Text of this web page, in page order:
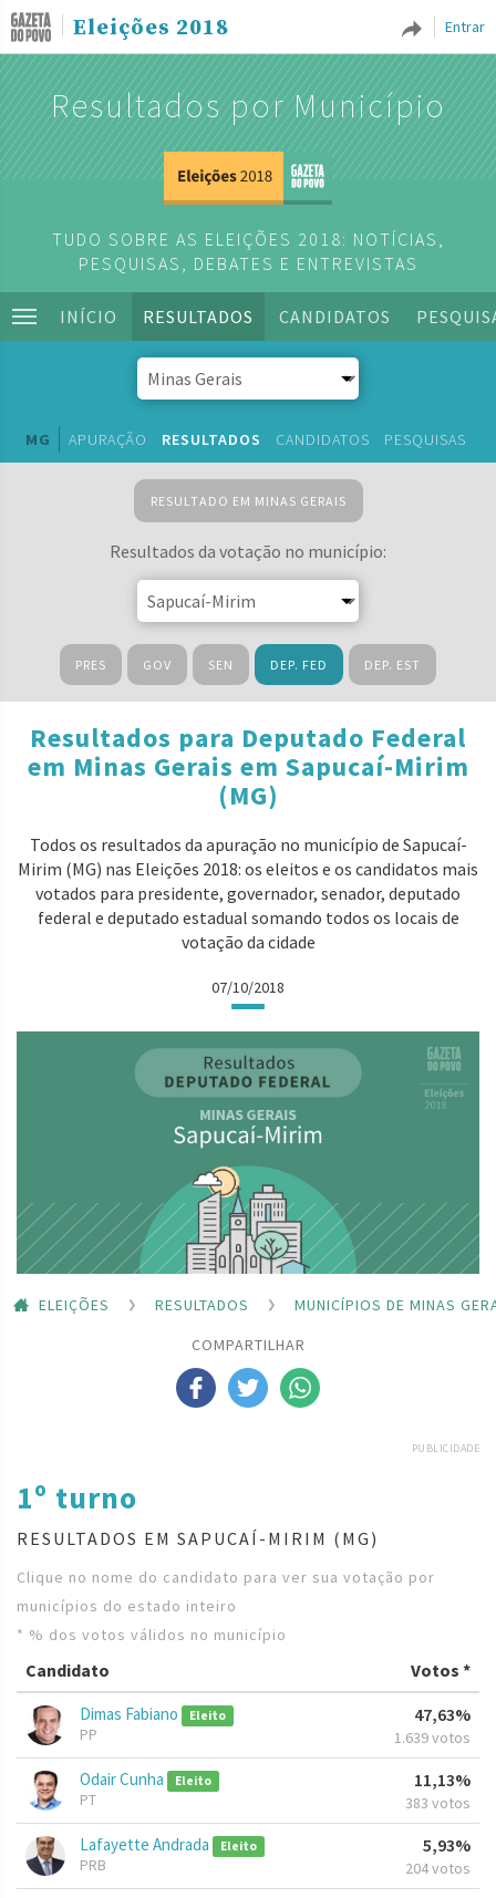
Entrar
Eleições 2018
Resultados por Município
TUDO SOBRE AS ELEIÇÕES 2018: NOTÍCIAS,
PESQUISAS, DEBATES E ENTREVISTAS
INÍCIO RESULTADOS CANDIDATOS
MG APURAÇÃO RESULTADOS CANDIDATOS PESQUISAS
RESULTADO EM MINAS GERAIS
Resultados da votação no município:
PRES GOV SEN DEP. FED DEP. EST
Resultados para Deputado Federal
em Minas Gerais em Sapucaí-Mirim
(MG)
Todos os resultados da apuração no município de Sapucaí-
Mirim (MG) nas Eleições 2018: os eleitos e os candidatos mais
votados para presidente, governador, senador, deputado
federal e deputado estadual somando todos os locais de
votação da cidade
07/10/2018
ELEIÇÕES RESULTADOS
MUNICÍPIOS DE MINAS
COMPARTILHAR
PUBLICIDADE
1º turno
RESULTADOS EM SAPUCAÍ-MIRIM (MG)
Clique no nome do candidato para ver sua votação por
municípios do estado inteiro
* % dos votos válidos no município
Candidato Votos *
Dimas Fabiano Eleito
PP
47,63%
1.639 votos
Odair Cunha Eleito
PT
11,13%
383 votos
Lafayette Andrada Eleito
PRB
5,93%
204 votos